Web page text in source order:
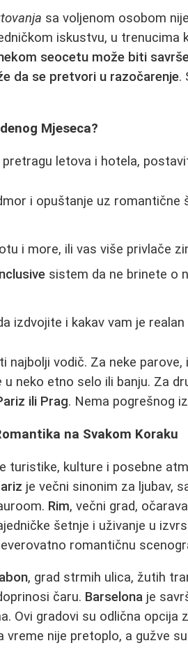
sa voljenom osobom
iskustvu, u trenucima
seocetu može biti
da se pretvori u razočarenje.
Mjeseca?
letova i hotela,
i opuštanje uz romantične
i more, ili vas više privlače
sistem da ne brinete o
izdvojite i kakav vam je
najbolji vodič. Za neke
u neko etno selo ili banju. Za
ili Prag. Nema pogrešnog
na Svakom Koraku
turistike, kulture i posebne
je večni sinonim za ljubav,
Rim, večni grad,
šetnje i uživanje u
romantičnu
, grad strmih ulica, žutih
čaru. Barselona je
Ovi gradovi su odlična opcija
vreme nije pretoplo, a gužve